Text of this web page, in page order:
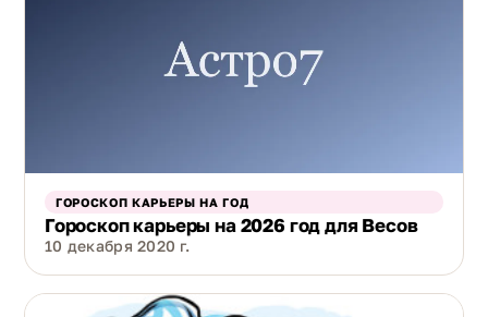
ГОРОСКОП КАРЬЕРЫ НА ГОД
Гороскоп карьеры на 2026 год для Весов
10 декабря 2020 г.